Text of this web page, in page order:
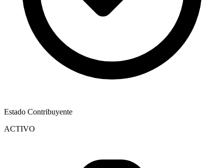
Estado Contribuyente
ACTIVO